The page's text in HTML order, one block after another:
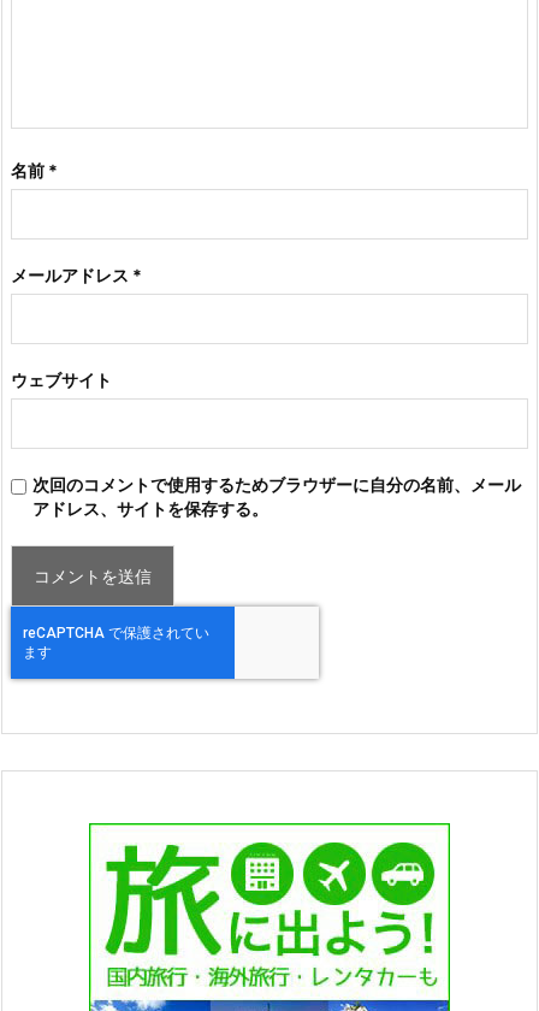
名前 *
メールアドレス *
ウェブサイト
次回のコメントで使用するためブラウザーに自分の名前、メール
アドレス、サイトを保存する。